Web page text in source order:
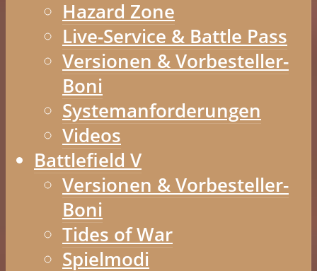
Hazard Zone
Live-Service & Battle Pass
Versionen & Vorbesteller-
Boni
Systemanforderungen
Videos
Battlefield V
Versionen & Vorbesteller-
Boni
Tides of War
Spielmodi